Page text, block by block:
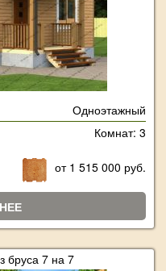
Одноэтажный
Комнат: 3
от 1 515 000 руб.
бруса 7 на 7